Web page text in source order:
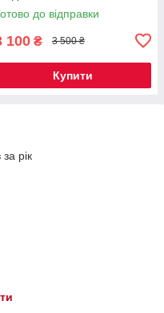
для дому Aloft
до відправки
100 ₴ 3 500 ₴
Купити
рік